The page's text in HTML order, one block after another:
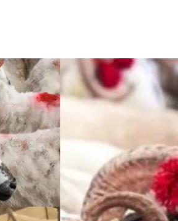
Gençlik
Dernekler ve Birlikler